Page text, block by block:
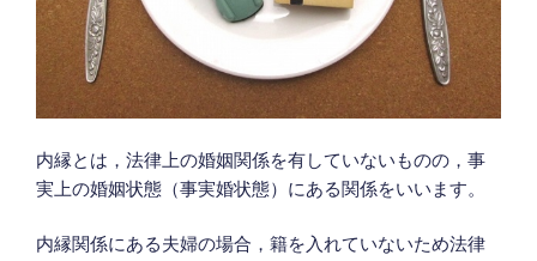
内縁とは，法律上の婚姻関係を有していないものの，事
実上の婚姻状態（事実婚状態）にある関係をいいます。
内縁関係にある夫婦の場合，籍を入れていないため法律